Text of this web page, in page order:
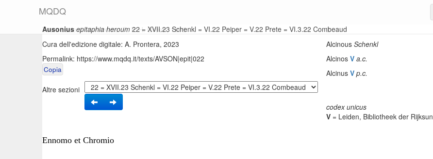
MQDQ
Ausonius epitaphia heroum 22 = XVII.23 Schenkl = VI.22 Peiper = V.22 Prete = VI.3.22 Combeaud
Testo base di riferimento: R. P. H. Green, 1999
Cura dell'edizione digitale: A. Prontera, 2023
Permalink: https://www.mqdq.it/texts/AVSON|epit|022
Copia
Altre sezioni
Ennomo et Chromio
2
Alcinous Schenkl
Alcinos V a.c.
Alcinus V p.c.
codex unicus
V = Leiden, Bibliotheek der